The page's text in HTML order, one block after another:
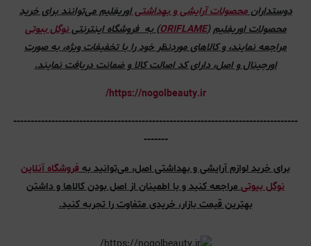
دوستدارانمحصولات آرایشی و بهداشتیاوریفلیم می‌توانند برای خرید
محصولات اوریفلیم(
ORIFLAME) به فروشگاه اینترنتینوگل بیوتی
مراجعه نمایند، و کالاهای موردنظر خود را با تخفیفات ویژه، به صورت
اورجینال و اصل، دارای کد اصالت کالا و ضمانت دریافت نمایند.
https://nogolbeauty.ir/
----------------------------------------------------------------------------------
-------
برای خرید لوازم آرایشی و بهداشتی اصل، می‌توانید بهفروشگاه آنلاین
نوگل بیوتیمراجعه کنید و با اطمینان از اصل بودن کالاها و داشتن
بهترین قیمت بازار، خریدی متفاوت را تجربه کنید.